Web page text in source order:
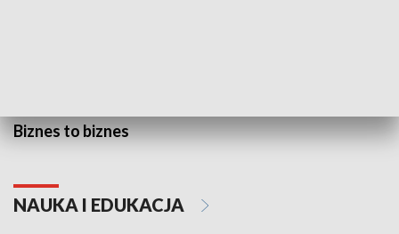
Biznes to biznes
NAUKA I EDUKACJA